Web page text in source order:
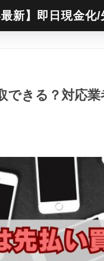
最新】即日現金
できる？対応